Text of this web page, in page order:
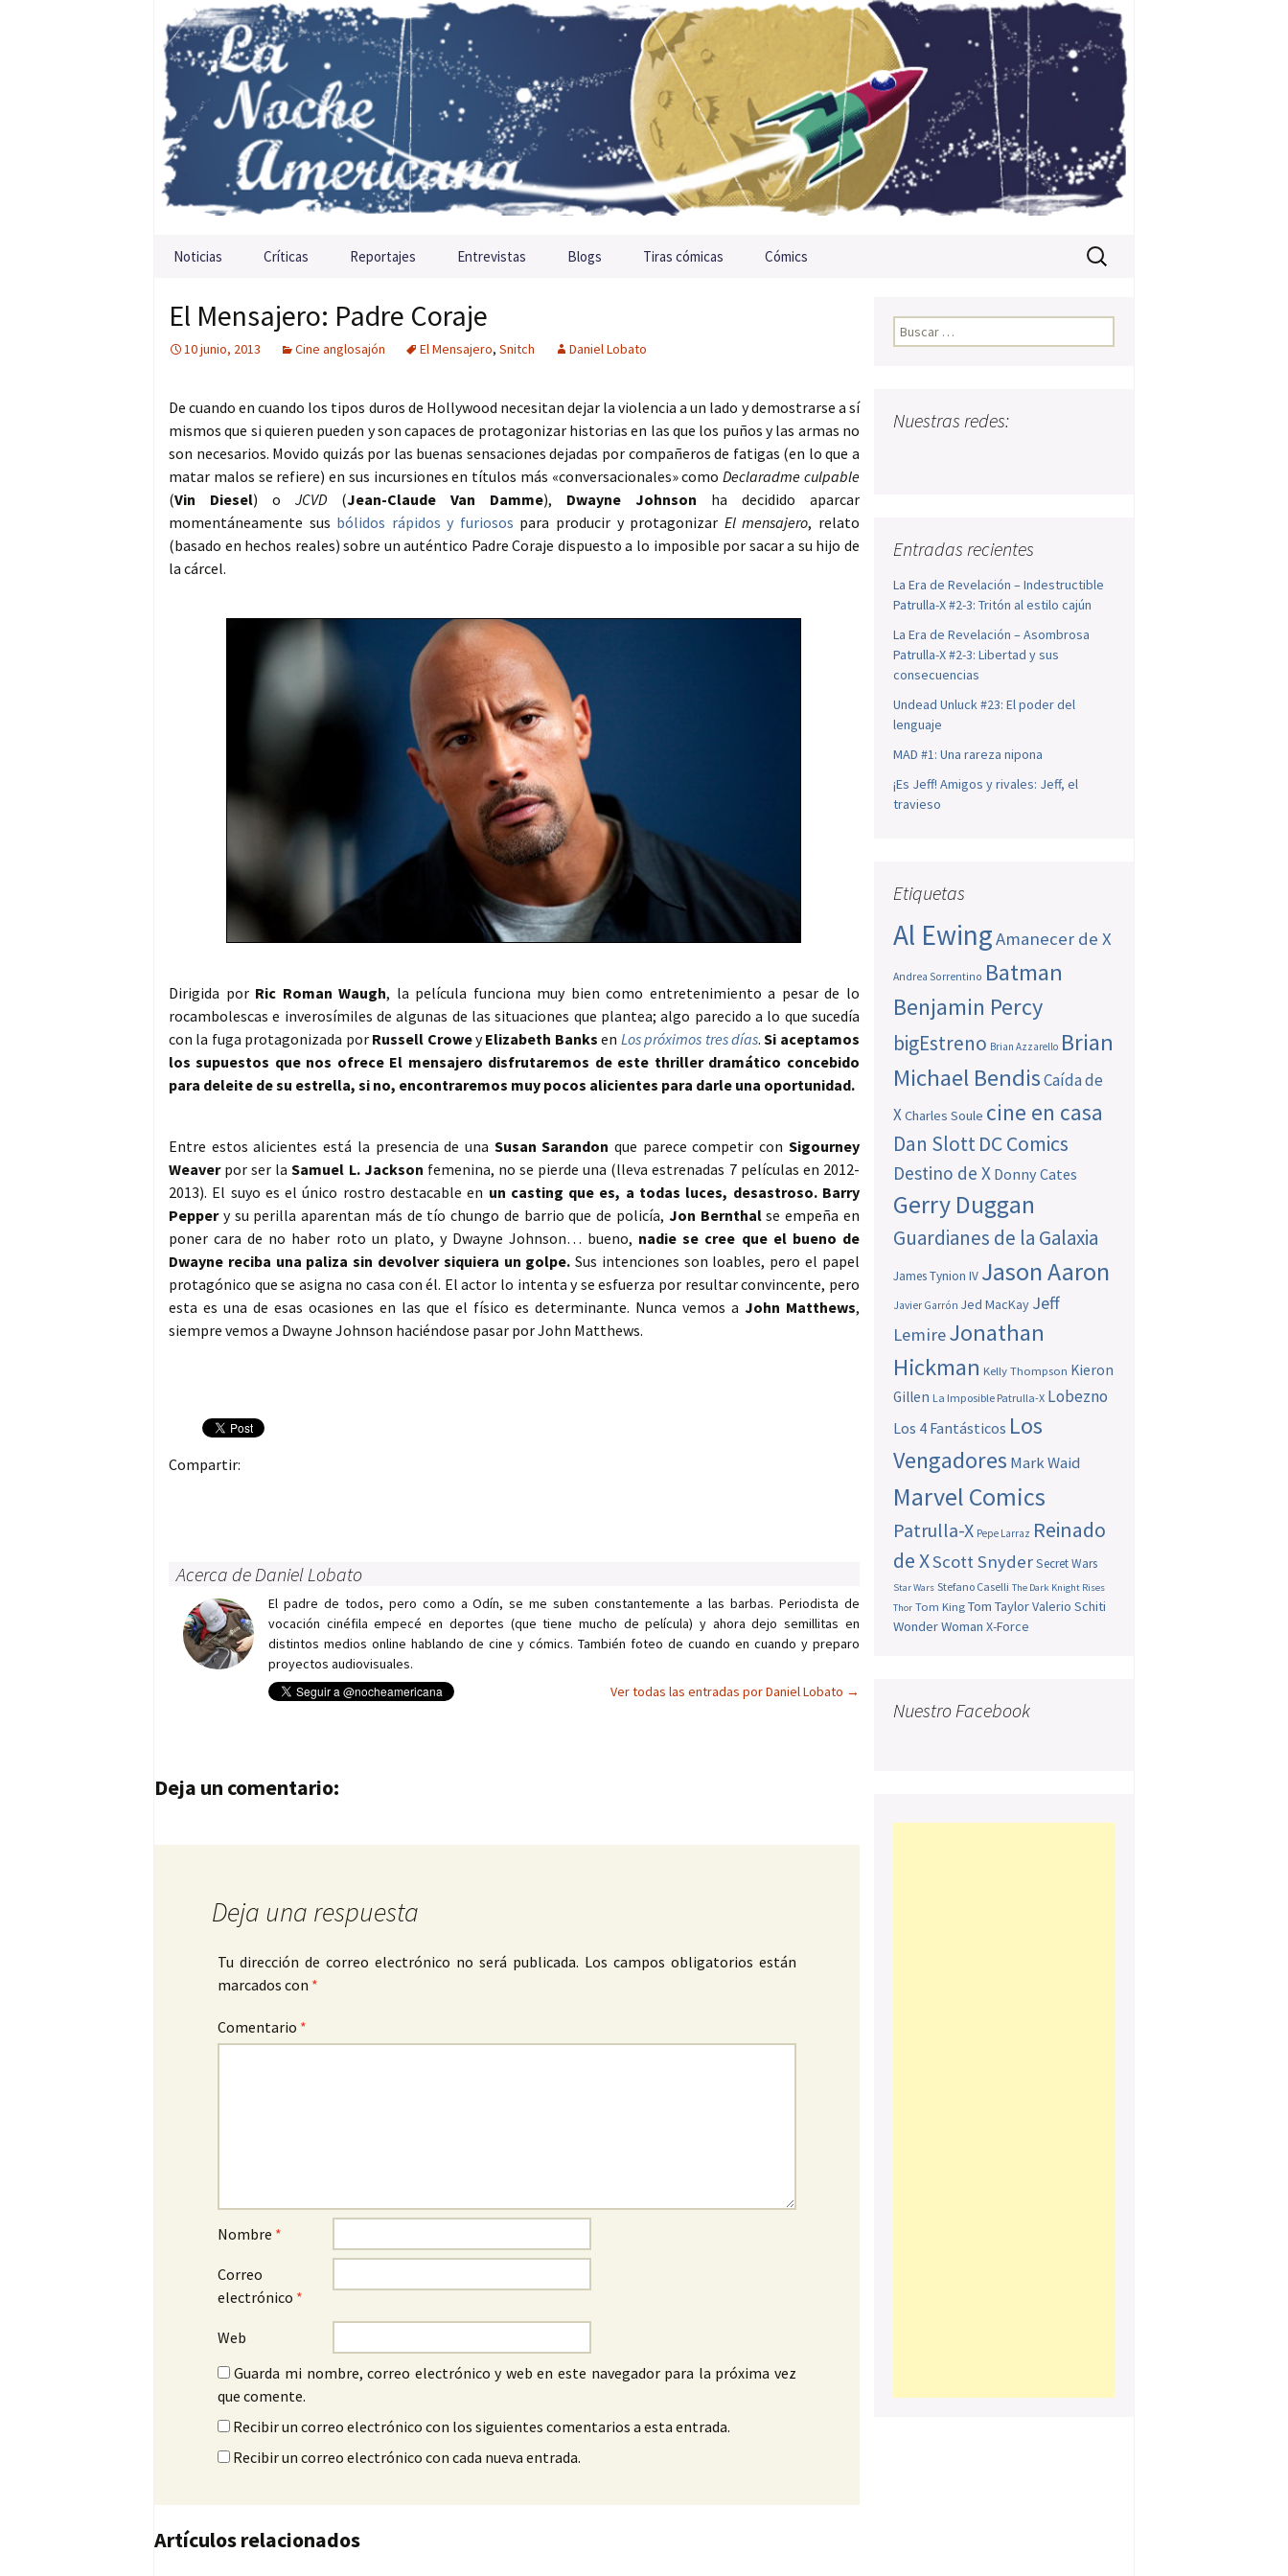
Saltar al contenido
Noticias Críticas Reportajes Entrevistas Blogs Tiras cómicas Cómics Buscar:
El Mensajero: Padre Coraje
10 junio, 2013 Cine anglosajón El Mensajero, Snitch Daniel Lobato
De cuando en cuando los tipos duros de Hollywood necesitan dejar la violencia a un lado y demostrarse a sí
mismos que si quieren pueden y son capaces de protagonizar historias en las que los puños y las armas no
son necesarios. Movido quizás por las buenas sensaciones dejadas por compañeros de fatigas (en lo que a
matar malos se refiere) en sus incursiones en títulos más «conversacionales» comoDeclaradme culpable
(Vin Diesel) o JCVD(Jean-Claude Van Damme), Dwayne Johnson ha decidido aparcar
momentáneamente sus bólidos rápidos y furiosos para producir y protagonizar El mensajero, relato
(basado en hechos reales) sobre un auténtico Padre Coraje dispuesto a lo imposible por sacar a su hijo de
la cárcel.
Dirigida por Ric Roman Waugh, la película funciona muy bien como entretenimiento a pesar de lo
rocambolescas e inverosímiles de algunas de las situaciones que plantea; algo parecido a lo que sucedía
con la fuga protagonizada por Russell CroweyElizabeth Banks en Los próximos tres días.Si aceptamos
los supuestos que nos ofrece El mensajero disfrutaremos de este thriller dramático concebido
para deleite de su estrella, si no, encontraremos muy pocos alicientes para darle una oportunidad.
Entre estos alicientes está la presencia de una Susan Sarandon que parece competir con Sigourney
Weaverpor ser laSamuel L. Jackson femenina, no se pierde una (lleva estrenadas 7 películas en 2012-
2013). El suyo es el único rostro destacable en un casting que es, a todas luces, desastroso. Barry
Peppery su perilla aparentan más de tío chungo de barrio que de policía, Jon Bernthalse empeña en
poner cara de no haber roto un plato, y Dwayne Johnson… bueno, nadie se cree que el bueno de
Dwayne reciba una paliza sin devolver siquiera un golpe.Sus intenciones son loables, pero el papel
protagónico que se asigna no casa con él. El actor lo intenta y se esfuerza por resultar convincente, pero
esta es una de esas ocasiones en las que el físico es determinante. Nunca vemos a John Matthews,
siempre vemos a Dwayne Johnson haciéndose pasar por John Matthews.
Compartir:
Acerca de Daniel Lobato
El padre de todos, pero como a Odín, se me suben constantemente a las barbas. Periodista de
vocación cinéfila empecé en deportes (que tiene mucho de película) y ahora dejo semillitas en
distintos medios online hablando de cine y cómics. También foteo de cuando en cuando y preparo
proyectos audiovisuales.
Ver todas las entradas por Daniel Lobato →
Navegación de entradas
Deja un comentario:
Deja una respuesta
Tu dirección de correo electrónico no será publicada. Los campos obligatorios están
marcados con *
Comentario *
Nombre *
Correo
electrónico *
Web
Guarda mi nombre, correo electrónico y web en este navegador para la próxima vez
que comente.
Recibir un correo electrónico con los siguientes comentarios a esta entrada.
Recibir un correo electrónico con cada nueva entrada.
Artículos relacionados
Buscar:
Nuestras redes:
Entradas recientes
La Era de Revelación – Indestructible
Patrulla-X #2-3: Tritón al estilo cajún
La Era de Revelación – Asombrosa
Patrulla-X #2-3: Libertad y sus
consecuencias
Undead Unluck #23: El poder del
lenguaje
MAD #1: Una rareza nipona
¡Es Jeff! Amigos y rivales: Jeff, el
travieso
Etiquetas
Al EwingAmanecer de X
Andrea Sorrentino Batman
Benjamin Percy
bigEstreno Brian Azzarello Brian
Michael BendisCaída de
XCharles Soule cine en casa
Dan SlottDC Comics
Destino de X Donny Cates
Gerry Duggan
Guardianes de la Galaxia
James Tynion IV Jason Aaron
Javier Garrón Jed MacKay Jeff
LemireJonathan
Hickman Kelly Thompson Kieron
Gillen La Imposible Patrulla-X Lobezno
Los 4 Fantásticos Los
Vengadores Mark Waid
Marvel Comics
Patrulla-X Pepe Larraz Reinado
de XScott SnyderSecret Wars
Star Wars Stefano Caselli The Dark Knight Rises
Thor Tom King Tom TaylorValerio Schiti
Wonder Woman X-Force
Nuestro Facebook